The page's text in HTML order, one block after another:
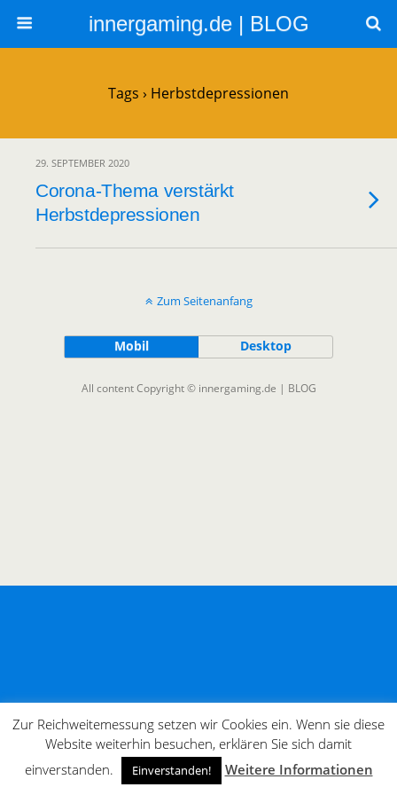
innergaming.de | BLOG
Tags › Herbstdepressionen
29. SEPTEMBER 2020
Corona-Thema verstärkt
Herbstdepressionen
Zum Seitenanfang
Mobil Desktop
All content Copyright © innergaming.de | BLOG
Zur Reichweitemessung setzen wir Cookies ein. Wenn sie diese
Website weiterhin besuchen, erklären Sie sich damit
einverstanden.
Einverstanden! Weitere Informationen